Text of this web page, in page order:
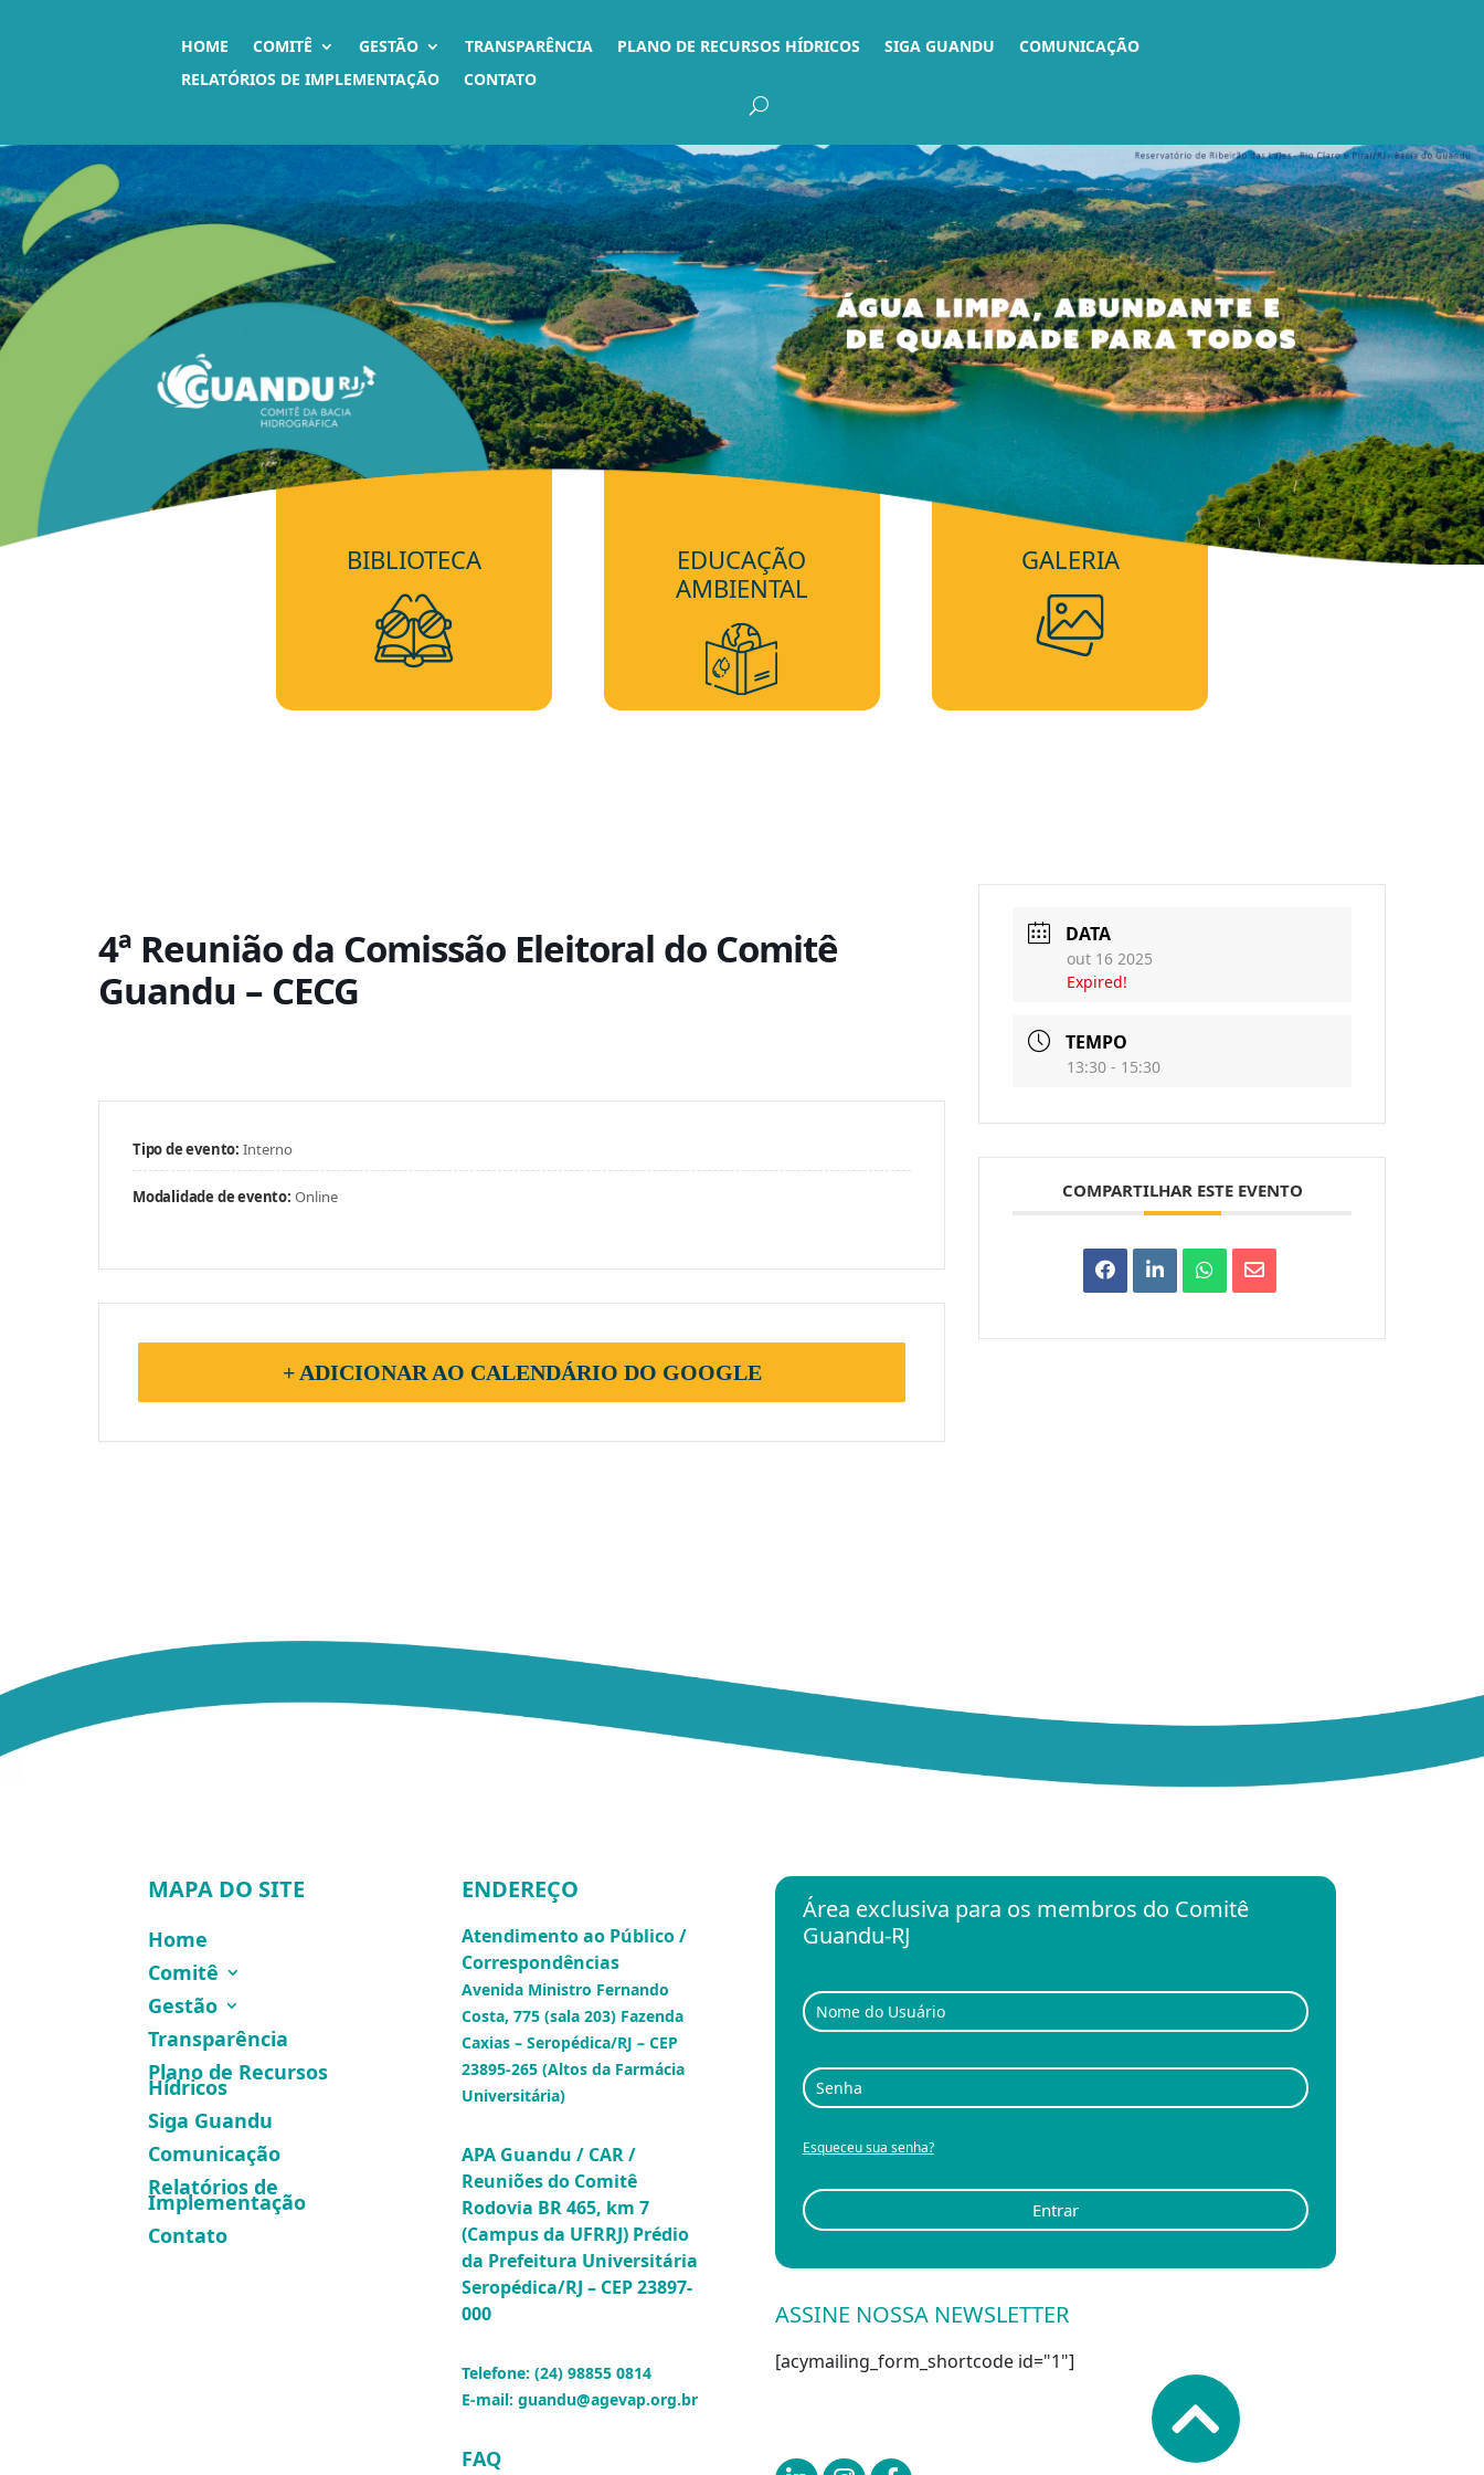
HOME COMITÊ GESTÃO TRANSPARÊNCIA PLANO DE RECURSOS HÍDRICOS SIGA GUANDU
COMUNICAÇÃO
RELATÓRIOS DE IMPLEMENTAÇÃO
CONTATO
BIBLIOTECA
EDUCAÇÃO
AMBIENTAL
GALERIA
4ª Reunião da Comissão Eleitoral do Comitê
Guandu – CECG
Tipo de evento: Interno
Modalidade de evento: Online
+ ADICIONAR AO CALENDÁRIO DO GOOGLE
DATA
out 16 2025
Expired!
TEMPO
13:30 - 15:30
COMPARTILHAR ESTE EVENTO
MAPA DO SITE
Home
Comitê
Gestão
Transparência
Plano de Recursos
Hídricos
Siga Guandu
Comunicação
Relatórios de
Implementação
Contato
ENDEREÇO
Atendimento ao Público /
Correspondências
Avenida Ministro Fernando
Costa, 775 (sala 203) Fazenda
Caxias – Seropédica/RJ – CEP
23895-265 (Altos da Farmácia
Universitária)
APA Guandu / CAR /
Reuniões do Comitê
Rodovia BR 465, km 7
(Campus da UFRRJ) Prédio
da Prefeitura Universitária
Seropédica/RJ – CEP 23897-
000
Telefone: (24) 98855 0814
E-mail: guandu@agevap.org.br
FAQ
Área exclusiva para os membros do Comitê
Guandu-RJ
Esqueceu sua senha?
Entrar
ASSINE NOSSA NEWSLETTER
[acymailing_form_shortcode id="1"]